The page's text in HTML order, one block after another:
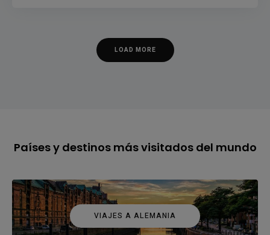
LOAD MORE
Países y destinos más visitados del mundo
VIAJES A ALEMANIA